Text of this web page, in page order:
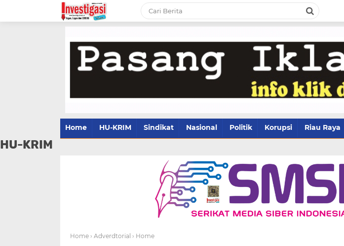
Home HU-KRIM Sindikat Nasional Politik Korupsi Riau Raya
HU-KRIM
Home › Adverdtorial › Home